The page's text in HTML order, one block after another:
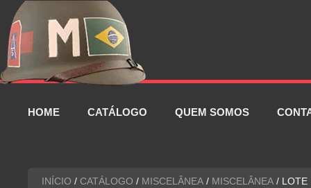
Pular
para
conteúdo
HOME CATÁLOGO QUEM SOMOS
INÍCIO / CATÁLOGO / MISCELÂNEA / MISCELÂNEA / LOTE